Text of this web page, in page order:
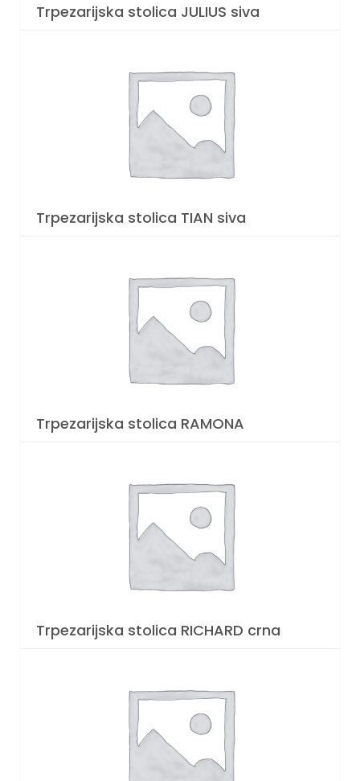
Trpezarijska stolica JULIUS siva
Trpezarijska stolica TIAN siva
Trpezarijska stolica RAMONA
Trpezarijska stolica RICHARD crna